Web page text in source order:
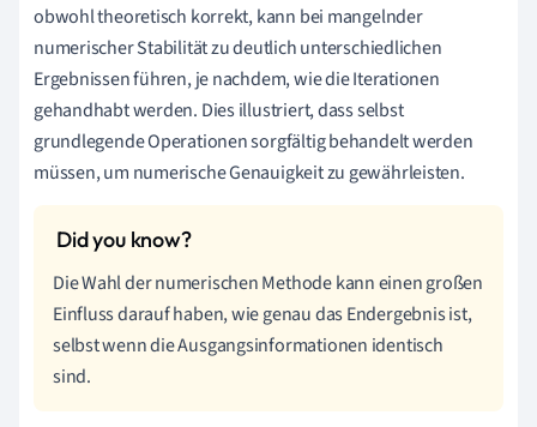
obwohl theoretisch korrekt, kann bei mangelnder
numerischer Stabilität zu deutlich unterschiedlichen
Ergebnissen führen, je nachdem, wie die Iterationen
gehandhabt werden. Dies illustriert, dass selbst
grundlegende Operationen sorgfältig behandelt werden
müssen, um numerische Genauigkeit zu gewährleisten.
Die Wahl der numerischen Methode kann einen großen
Einfluss darauf haben, wie genau das Endergebnis ist,
selbst wenn die Ausgangsinformationen identisch
sind.